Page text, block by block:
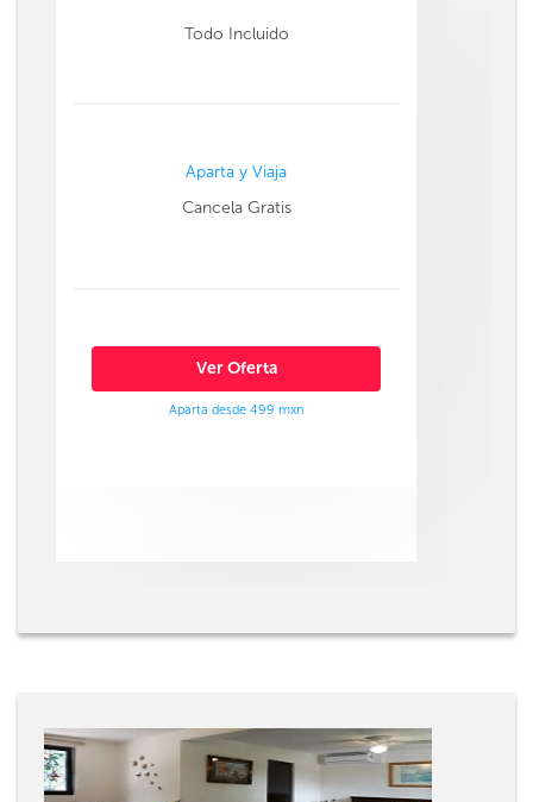
Todo Incluido
Aparta y Viaja
Cancela Gratis
Ver Oferta
Aparta desde 499 mxn